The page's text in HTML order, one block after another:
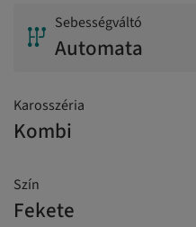
Sebességváltó
Automata
Karosszéria
Kombi
Szín
Fekete